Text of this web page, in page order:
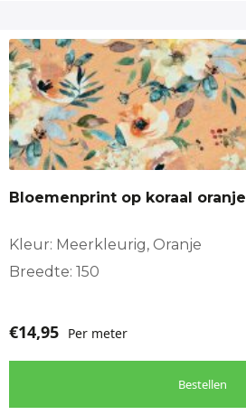
Bloemenprint op koraal oranje
Kleur: Meerkleurig, Oranje
Breedte: 150
€14,95 Per meter
Bestellen